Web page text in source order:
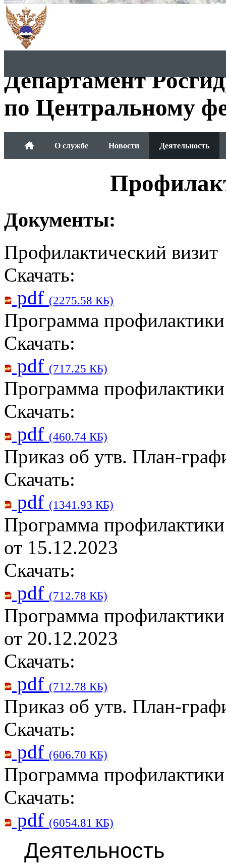
Департамент
по Центральному
О службе Новости Деятельность
Документы:
Профилактический визит
Скачать:
pdf (2275.58 КБ)
Программа
Скачать:
pdf (717.25 КБ)
Программа
Скачать:
pdf (460.74 КБ)
Приказ об утв. План-
Скачать:
pdf (1341.93 КБ)
Программа
от 15.12.2023
Скачать:
pdf (712.78 КБ)
Программа
от 20.12.2023
Скачать:
pdf (712.78 КБ)
Приказ об утв. План-
Скачать:
pdf (606.70 КБ)
Программа
Скачать:
pdf (6054.81 КБ)
Деятельность